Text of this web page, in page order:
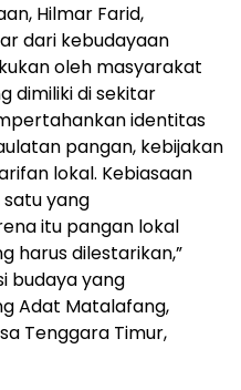
Hilmar Farid,
dari kebudayaan
oleh masyarakat
dimiliki di sekitar
identitas
pangan, kebijakan
lokal. Kebiasaan
yang
itu pangan lokal
harus dilestarikan,”
budaya yang
Adat Matalafang,
Tenggara Timur,